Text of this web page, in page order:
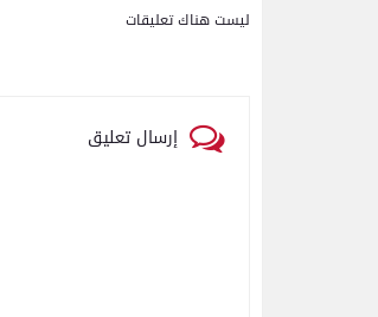
ليست هناك تعليقات
إرسال تعليق